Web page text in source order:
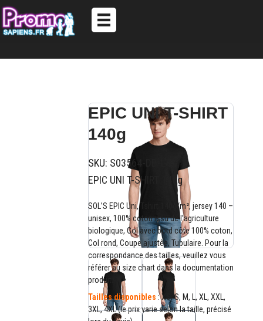
EPIC UNI T-SHIRT
140g
SKU: S03564-DB-L
EPIC UNI T-SHIRT 140g
SOL’S EPIC Uni, Tshirt 140g/m², jersey 140 –
unisex, 100% coton issu de l’agriculture
biologique, Col avec bord côte 100% coton,
Col rond, Coupe ajustêe, Tubulaire. Pour la
correspondance des tailles, veuillez vous
référer au size chart dans la documentation
produit.
Tailles disponibles : XS, S, M, L, XL, XXL,
3XL, 4XL (le prix varie selon la taille, précisé